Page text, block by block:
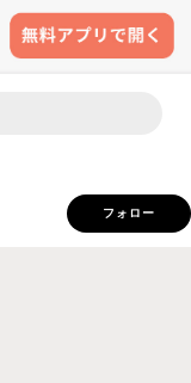
フォロー